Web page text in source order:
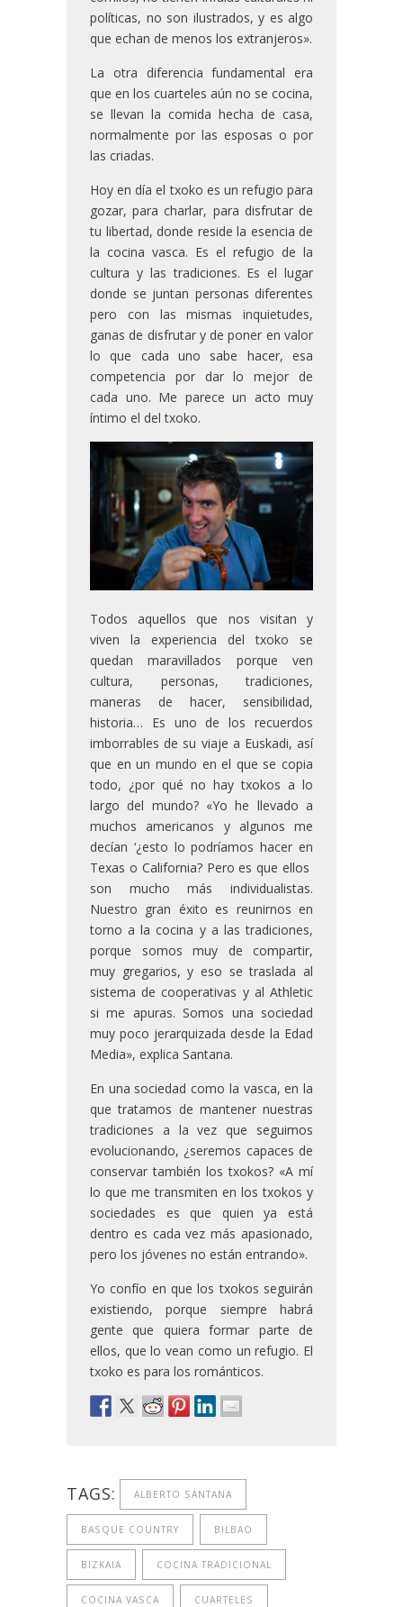
políticas, no son ilustrados, y es algo
que echan de menos los extranjeros».
La otra diferencia fundamental era
que en los cuarteles aún no se cocina,
se llevan la comida hecha de casa,
normalmente por las esposas o por
las criadas.
Hoy en día el txoko es un refugio para
gozar, para charlar, para disfrutar de
tu libertad, donde reside la esencia de
la cocina vasca. Es el refugio de la
cultura y las tradiciones. Es el lugar
donde se juntan personas diferentes
pero con las mismas inquietudes,
ganas de disfrutar y de poner en valor
lo que cada uno sabe hacer, esa
competencia por dar lo mejor de
cada uno. Me parece un acto muy
íntimo el del txoko.
Todos aquellos que nos visitan y
viven la experiencia del txoko se
quedan maravillados porque ven
cultura, personas, tradiciones,
maneras de hacer, sensibilidad,
historia… Es uno de los recuerdos
imborrables de su viaje a Euskadi, así
que en un mundo en el que se copia
todo, ¿por qué no hay txokos a lo
largo del mundo? «Yo he llevado a
muchos americanos y algunos me
decían ‘¿esto lo podríamos hacer en
Texas o California? Pero es que ellos
son mucho más individualistas.
Nuestro gran éxito es reunirnos en
torno a la cocina y a las tradiciones,
porque somos muy de compartir,
muy gregarios, y eso se traslada al
sistema de cooperativas y al Athletic
si me apuras. Somos una sociedad
muy poco jerarquizada desde la Edad
Media», explica Santana.
En una sociedad como la vasca, en la
que tratamos de mantener nuestras
tradiciones a la vez que seguimos
evolucionando, ¿seremos capaces de
conservar también los txokos? «A mí
lo que me transmiten en los txokos y
sociedades es que quien ya está
dentro es cada vez más apasionado,
pero los jóvenes no están entrando».
Yo confío en que los txokos seguirán
existiendo, porque siempre habrá
gente que quiera formar parte de
ellos, que lo vean como un refugio. El
txoko es para los románticos.
TAGS: ALBERTO SANTANA
BASQUE COUNTRY BILBAO
BIZKAIA COCINA TRADICIONAL
COCINA VASCA CUARTELES